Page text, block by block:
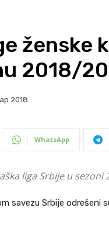
ženske
2018/
2018.
WhatsApp
liga Srbije u
savezu Srbije odrešeni